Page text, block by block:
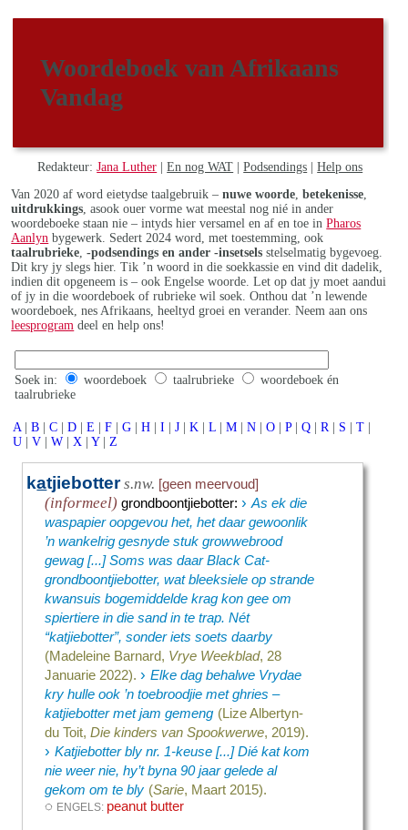
Woordeboek van Afrikaans
Vandag
Redakteur:Jana Luther |En nog WAT |Podsendings |Help ons
Van 2020 af word eietydse taalgebruik –nuwe woorde ,betekenisse
uitdrukkings , asook ouer vorme wat meestal nog nié in ander
woordeboeke staan nie – intyds hier versamel en af en toe inPharos
Aanlyn bygewerk. Sedert 2024 word, met toestemming, ook
taalrubrieke ,-podsendings en ander -insetsels stelselmatig bygevoeg.
Dit kry jy slegs hier. Tik ’n woord in die soekkassie en vind dit dadelik,
indien dit opgeneem is – ook Engelse woorde. Let op dat jy moet aandui
of jy in die woordeboek of rubrieke wil soek. Onthou dat ’n lewende
woordeboek, nes Afrikaans, heeltyd groei en verander. Neem aan ons
leesprogram deel en help ons!
Soek in: woordeboek taalrubrieke
woordeboek én
taalrubrieke
A | B | C | D | E | F | G | H | I | J | K | L | M | N | O | P | Q | R | S | T |
U | V | W | X | Y | Z
katjiebotter s.nw. [geen meervoud]
(informeel) grondboontjiebotter:› As ek die
waspapier oopgevou het, het daar gewoonlik
’n wankelrig gesnyde stuk growwebrood
gewag [...] Soms was daar Black Cat-
grondboontjiebotter, wat bleeksiele op strande
kwansuis bogemiddelde krag kon gee om
spiertiere in die sand in te trap. Nét
“katjiebotter”, sonder iets soets daarby
(Madeleine Barnard, Vrye Weekblad, 28
Januarie 2022). › Elke dag behalwe Vrydae
kry hulle ook ’n toebroodjie met ghries –
katjiebotter met jam gemeng (Lize Albertyn-
du Toit,Die kinders van Spookwerwe, 2019).
› Katjiebotter bly nr. 1-keuse [...] Dié kat kom
nie weer nie, hy’t byna 90 jaar gelede al
gekom om te bly (Sarie, Maart 2015).
◌ ENGELS: peanut butter